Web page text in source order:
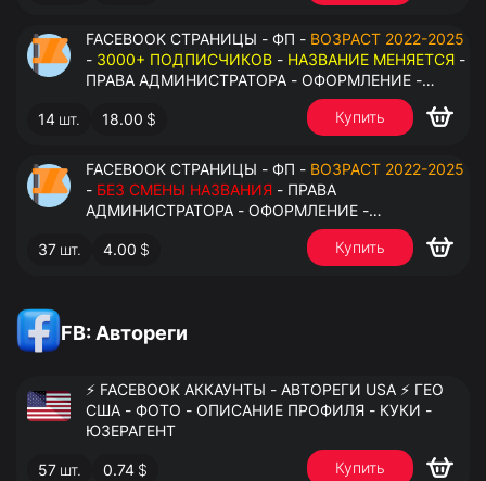
FACEBOOK СТРАНИЦЫ - ФП - ВОЗРАСТ 2022-2025
- 3000+ ПОДПИСЧИКОВ - НАЗВАНИЕ МЕНЯЕТСЯ -
ПРАВА АДМИНИСТРАТОРА - ОФОРМЛЕНИЕ -
ЗАПОЛНЕННАЯ ИНФОРМАЦИЯ - ПОД ВСЕ ГЕО
14 шт. 18.00 $ Купить
FACEBOOK СТРАНИЦЫ - ФП - ВОЗРАСТ 2022-2025
- БЕЗ СМЕНЫ НАЗВАНИЯ - ПРАВА
АДМИНИСТРАТОРА - ОФОРМЛЕНИЕ -
ЗАПОЛНЕННАЯ ИНФОРМАЦИЯ - ПОД ВСЕ ГЕО
37 шт. 4.00 $ Купить
FB: Автореги
⚡️ FACEBOOK АККАУНТЫ - АВТОРЕГИ USA ⚡️ ГЕО
США - ФОТО - ОПИСАНИЕ ПРОФИЛЯ - КУКИ -
ЮЗЕРАГЕНТ
57 шт. 0.74 $ Купить